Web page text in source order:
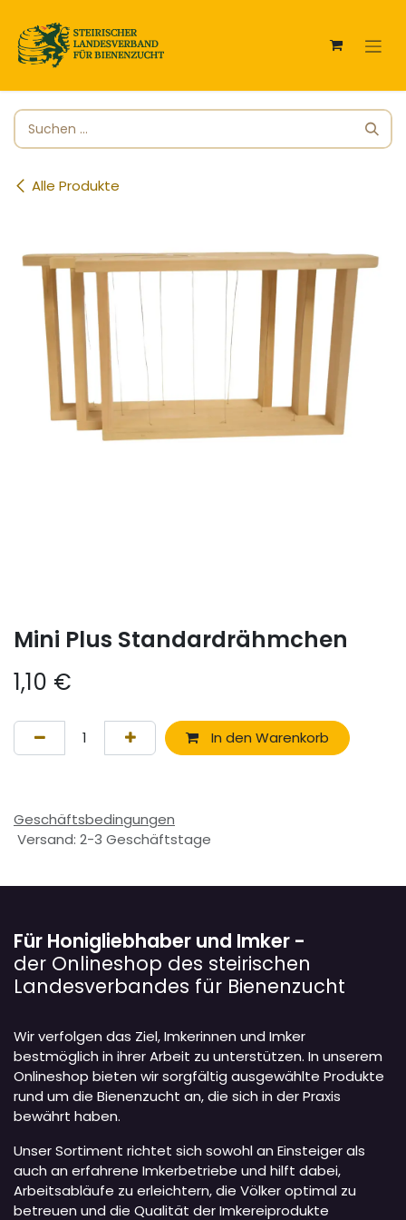
Alle Produkte
Mini Plus Standardrähmchen
1,10 €
In den Warenkorb
Geschäftsbedingungen
Versand: 2-3 Geschäftstage
Für Honigliebhaber und Imker -
der Onlineshop des steirischen
Landesverbandes für Bienenzucht
Wir verfolgen das Ziel, Imkerinnen und Imker
bestmöglich in ihrer Arbeit zu unterstützen. In unserem
Onlineshop bieten wir sorgfältig ausgewählte Produkte
rund um die Bienenzucht an, die sich in der Praxis
bewährt haben.
Unser Sortiment richtet sich sowohl an Einsteiger als
auch an erfahrene Imkerbetriebe und hilft dabei,
Arbeitsabläufe zu erleichtern, die Völker optimal zu
betreuen und die Qualität der Imkereiprodukte